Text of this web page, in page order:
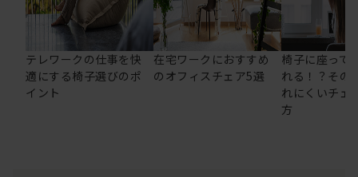
テレワークの仕事を快
適にする椅子選びのポ
イント
在宅ワークにおすすめ
のオフィスチェア5選
椅子に座って
れる！？その
れにくいチェ
方